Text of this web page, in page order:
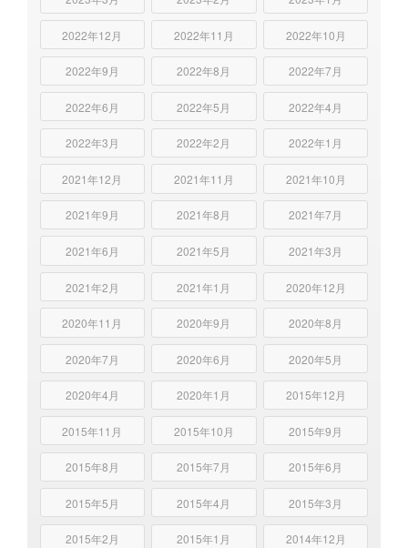
2022年12月 2022年11月 2022年10月
2022年9月 2022年8月 2022年7月
2022年6月 2022年5月 2022年4月
2022年3月 2022年2月 2022年1月
2021年12月 2021年11月 2021年10月
2021年9月 2021年8月 2021年7月
2021年6月 2021年5月 2021年3月
2021年2月 2021年1月 2020年12月
2020年11月 2020年9月 2020年8月
2020年7月 2020年6月 2020年5月
2020年4月 2020年1月 2015年12月
2015年11月 2015年10月 2015年9月
2015年8月 2015年7月 2015年6月
2015年5月 2015年4月 2015年3月
2015年2月 2015年1月 2014年12月